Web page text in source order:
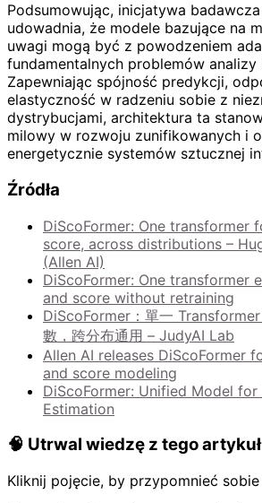
Podsumowując, inicjatywa
udowadnia, że modele bazujące na
uwagi mogą być z powodzeniem
fundamentalnych problemów analizy
Zapewniając spójność predykcji,
elastyczność w radzeniu sobie z
dystrybucjami, architektura ta
milowy w rozwoju zunifikowanych i
energetycznie systemów sztucznej
Źródła
DiScoFormer: One transformer
score, across distributions –
(Allen AI)
DiScoFormer: One transformer
and score without retraining
DiScoFormer：單一
數，跨分布通用 – JudyAI Lab
Allen AI releases DiScoFormer
and score modeling
DiScoFormer: Unified Model
Estimation
🧠 Utrwal wiedzę z tego
Kliknij pojęcie, by przypomnieć